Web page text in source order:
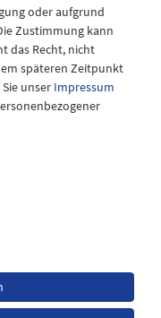
oder aufgrund
Zustimmung kann
das Recht, nicht
späteren Zeitpunkt
unser Impressum